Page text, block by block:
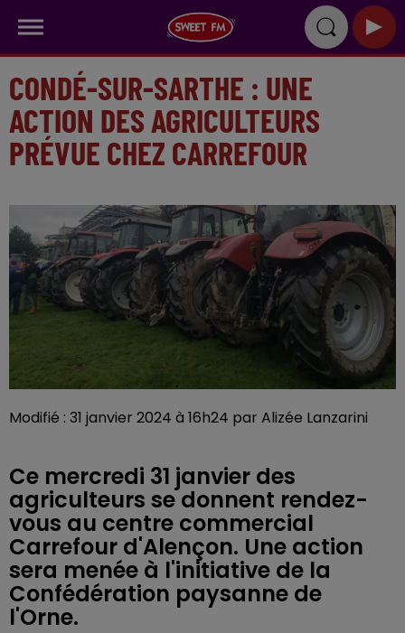
CONDÉ-SUR-SARTHE : UNE
ACTION DES AGRICULTEURS
PRÉVUE CHEZ CARREFOUR
Modifié : 31 janvier 2024 à 16h24 par Alizée Lanzarini
Ce mercredi 31 janvier des
agriculteurs se donnent rendez-
vous au centre commercial
Carrefour d'Alençon. Une action
sera menée à l'initiative de la
Confédération paysanne de
l'Orne.